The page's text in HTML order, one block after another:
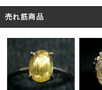
売れ筋商品